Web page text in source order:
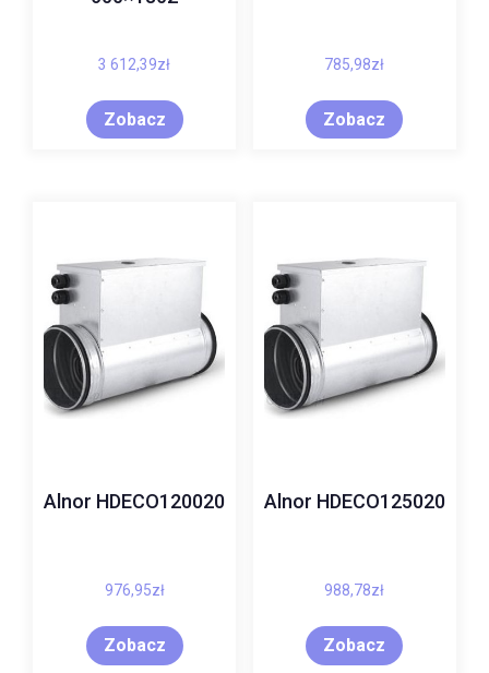
3 612,39zł
Zobacz
785,98zł
Zobacz
Alnor HDECO120020
976,95zł
Zobacz
Alnor HDECO125020
988,78zł
Zobacz